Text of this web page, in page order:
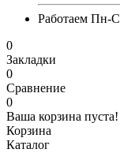
Работаем Пн-
0
Закладки
0
Сравнение
0
Ваша корзина пуста!
Корзина
Каталог